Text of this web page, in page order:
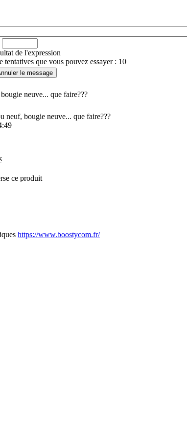
de l'expression
tentatives que vous pouvez essayer : 10
neuve... que faire???
neuf, bougie neuve... que faire???
ce produit
https://www.boostycom.fr/